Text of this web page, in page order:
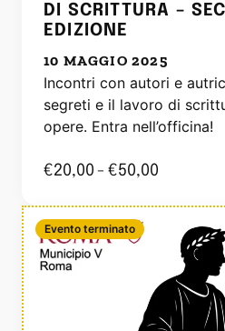
DI SCRITTURA –
EDIZIONE
10 MAGGIO 2025
Incontri con autori e
segreti e il lavoro di
opere. Entra nell’officina!
€20,00 - €50,00
Evento terminato